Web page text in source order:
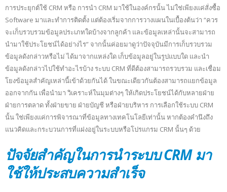
การประยุกต์ใช้ CRM หรือ การนำ CRM มาใช้ในองค์กรนั้น ไม่ใช่เพียงแค่สั่งซื้อ
Software มาและทำการติดตั้ง แต่ต้องเริ่มจากการวางแผนในเบื้องต้นว่า “ควร
จะเก็บรวบรวมข้อมูลประเภทใดบ้างจากลูกค้า และข้อมูลเหล่านั้นจะสามารถ
นำมาใช้ประโยชน์ได้อย่างไร” จากนั้นค่อยมาดูว่าปัจจุบันมีการเก็บรวบรวม
ข้อมูลดังกล่าวหรือไม่ ได้มาจากแหล่งใด เก็บข้อมูลอยู่ในรูปแบบใด และนำ
ข้อมูลดังกล่าวไปใช้ทำอะไรบ้าง ระบบ CRM ที่ดีต้องสามารถรวบรวม และเชื่อม
โยงข้อมูลสำคัญเหล่านี้เข้าด้วยกันได้ ในขณะเดียวกันต้องสามารถแยกข้อมูล
ออกจากกัน เพื่อนำมา วิเคราะห์ในมุมต่างๆ ให้เกิดประโยชน์ได้กับหลายฝ่าย
ฝ่ายการตลาด ทั้งฝ่ายขาย ฝ่ายบัญชี หรือฝ่ายบริหาร การเลือกใช้ระบบ CRM
นั้น ใช่เพียงแค่การพิจารณาที่ข้อมูลทางเทคโนโลยีเท่านั้น หากต้องคำนึงถึง
แนวคิดและกระบวนการที่แฝงอยู่ในระบบหรือโปรแกรม CRM นั้นๆ ด้วย
ปัจจัยสำคัญในการนำระบบ CRM มา
ใช้ให้ประสบความสำเร็จ